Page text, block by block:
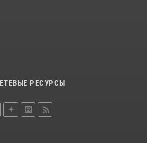
РЕСУРСЫ